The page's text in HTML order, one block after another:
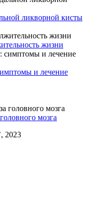
ликворной кисты
жизни
и лечение
мозга
2023